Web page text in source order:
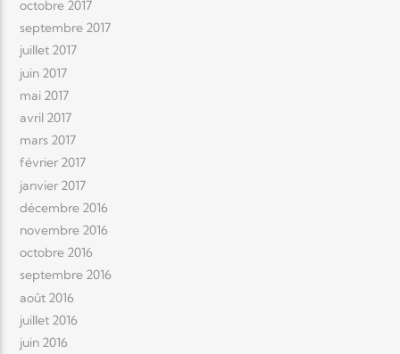
octobre 2017
septembre 2017
juillet 2017
juin 2017
mai 2017
avril 2017
mars 2017
février 2017
janvier 2017
décembre 2016
novembre 2016
octobre 2016
septembre 2016
août 2016
juillet 2016
juin 2016